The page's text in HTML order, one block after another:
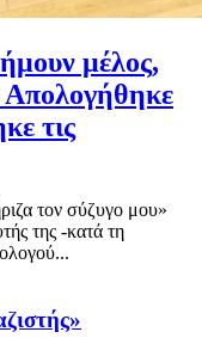
μέλος,
Απολογήθηκε
τις
τον σύζυγο μου»
της -κατά τη